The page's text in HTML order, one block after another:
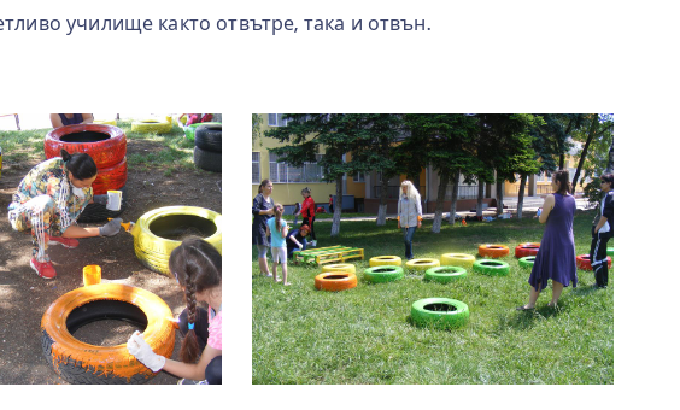
училище както отвътре, така и отвън.